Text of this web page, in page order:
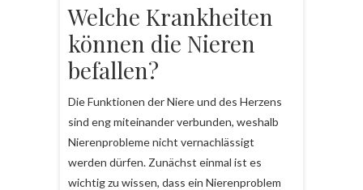
Welche Krankheiten
können die Nieren
befallen?
Die Funktionen der Niere und des Herzens
sind eng miteinander verbunden, weshalb
Nierenprobleme nicht vernachlässigt
werden dürfen. Zunächst einmal ist es
wichtig zu wissen, dass ein Nierenproblem